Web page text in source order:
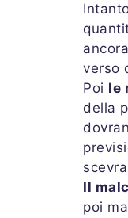
verso
Poi le
della
Il
poi